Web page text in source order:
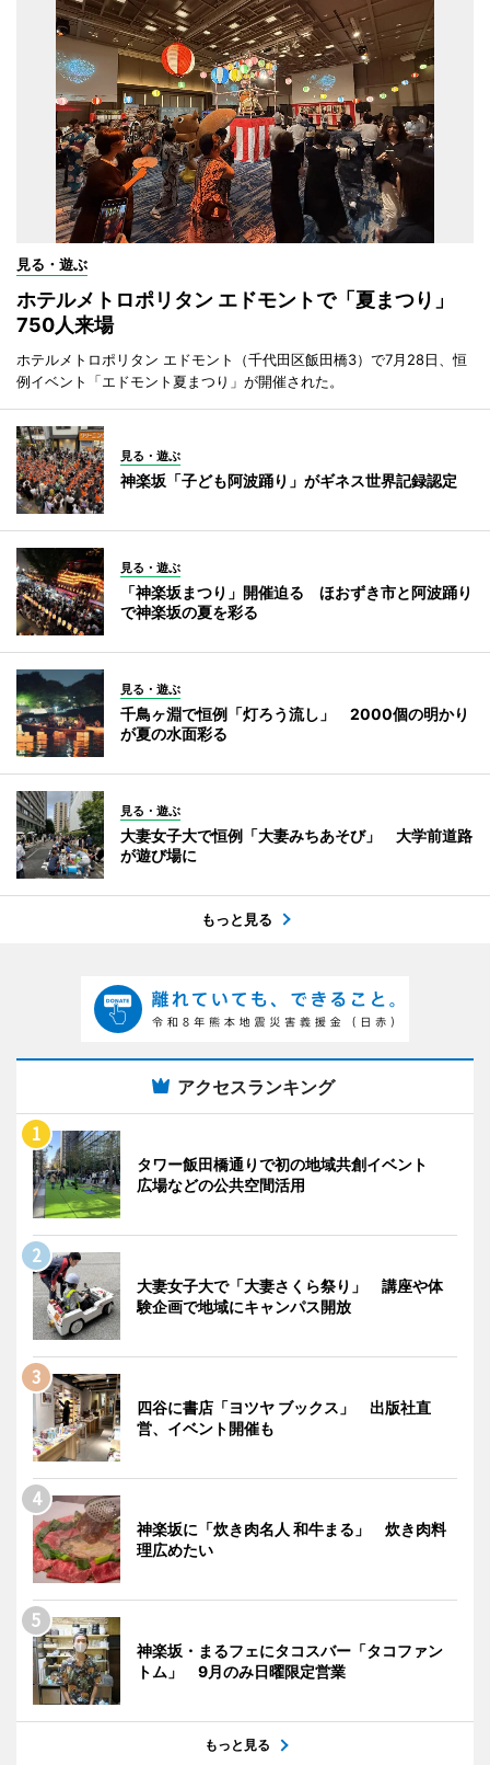
見る・遊ぶ
ホテルメトロポリタン エドモントで「夏まつり」
750人来場
ホテルメトロポリタン エドモント（千代田区飯田橋3）で7月28日、恒
例イベント「エドモント夏まつり」が開催された。
見る・遊ぶ
神楽坂「子ども阿波踊り」がギネス世界記録認定
見る・遊ぶ
「神楽坂まつり」開催迫る ほおずき市と阿波踊り
で神楽坂の夏を彩る
見る・遊ぶ
千鳥ヶ淵で恒例「灯ろう流し」 2000個の明かり
が夏の水面彩る
見る・遊ぶ
大妻女子大で恒例「大妻みちあそび」 大学前道路
が遊び場に
もっと見る
アクセスランキング
タワー飯田橋通りで初の地域共創イベント
広場などの公共空間活用
大妻女子大で「大妻さくら祭り」 講座や体
験企画で地域にキャンパス開放
四谷に書店「ヨツヤ ブックス」 出版社直
営、イベント開催も
神楽坂に「炊き肉名人 和牛まる」 炊き肉料
理広めたい
神楽坂・まるフェにタコスバー「タコファン
トム」 9月のみ日曜限定営業
もっと見る